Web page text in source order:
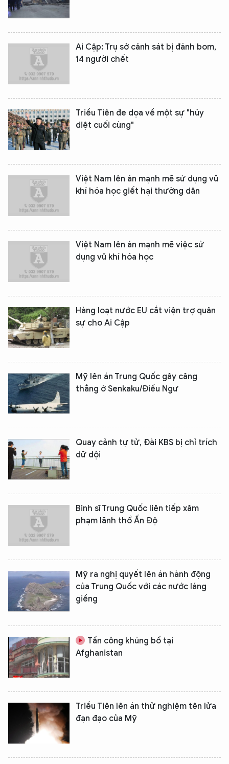
Ai Cập: Trụ sở cảnh sát bị đánh bom,
14 người chết
Triều Tiên đe dọa về một sự "hủy
diệt cuối cùng"
Việt Nam lên án mạnh mẽ sử dụng vũ
khí hóa học giết hại thường dân
Việt Nam lên án mạnh mẽ việc sử
dụng vũ khí hóa học
Hàng loạt nước EU cắt viện trợ quân
sự cho Ai Cập
Mỹ lên án Trung Quốc gây căng
thẳng ở Senkaku/Điếu Ngư
Quay cảnh tự tử, Đài KBS bị chỉ trích
dữ dội
Binh sĩ Trung Quốc liên tiếp xâm
phạm lãnh thổ Ấn Độ
Mỹ ra nghị quyết lên án hành động
của Trung Quốc với các nước láng
giềng
Tấn công khủng bố tại
Afghanistan
Triều Tiên lên án thử nghiệm tên lửa
đạn đạo của Mỹ